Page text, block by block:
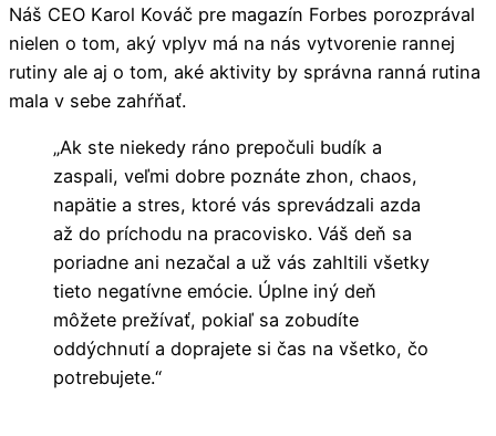
Náš CEO Karol Kováč pre magazín Forbes porozprával
nielen o tom, aký vplyv má na nás vytvorenie rannej
rutiny ale aj o tom, aké aktivity by správna ranná rutina
mala v sebe zahŕňať.
„Ak ste niekedy ráno prepočuli budík a
zaspali, veľmi dobre poznáte zhon, chaos,
napätie a stres, ktoré vás sprevádzali azda
až do príchodu na pracovisko. Váš deň sa
poriadne ani nezačal a už vás zahltili všetky
tieto negatívne emócie. Úplne iný deň
môžete prežívať, pokiaľ sa zobudíte
oddýchnutí a doprajete si čas na všetko, čo
potrebujete.“